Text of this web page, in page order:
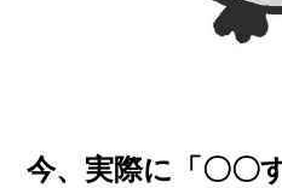
今、実際に「〇〇